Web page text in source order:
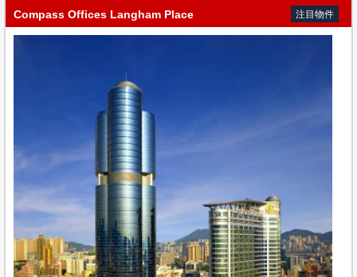
Compass Offices Langham Place 注目物件